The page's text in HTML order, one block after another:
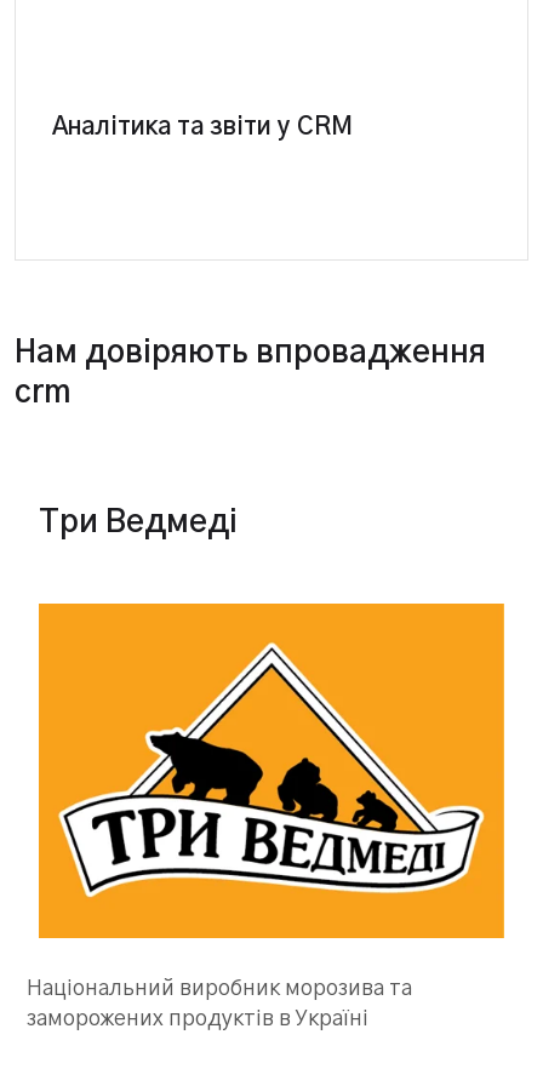
Аналітика та звіти у CRM
ефективності. Створення та сегментація звітів за
ключовими показниками. Повний аналіз роботи
Нам довіряють впровадження
crm
Три Ведмеді
Національний виробник морозива та
заморожених продуктів в Україні